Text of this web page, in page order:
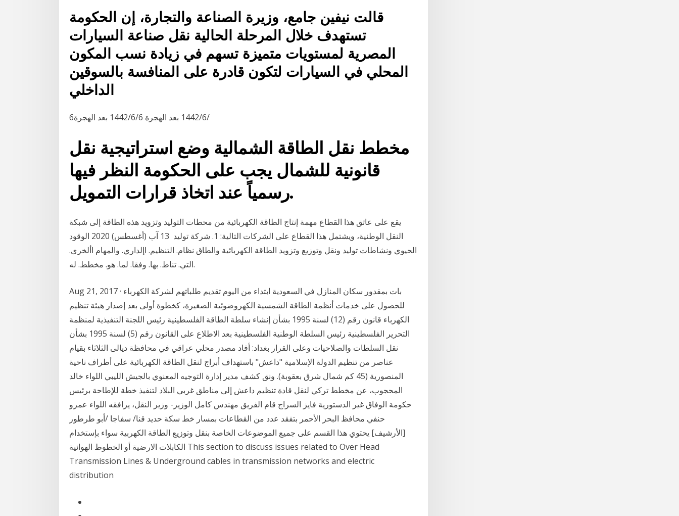
قالت نيفين جامع، وزيرة الصناعة والتجارة، إن الحكومة
تستهدف خلال المرحلة الحالية نقل صناعة السيارات
المصرية لمستويات متميزة تسهم في زيادة نسب المكون
المحلي في السيارات لتكون قادرة على المنافسة بالسوقين
الداخلي
6‏‏/6‏‏/1442 بعد الهجرة 6‏‏/6‏‏/1442 بعد الهجرة
مخطط نقل الطاقة الشمالية وضع استراتيجية نقل
قانونية للشمال يجب على الحكومة النظر فيها
رسمياً عند اتخاذ قرارات التمويل.
يقع على عاتق هذا القطاع مهمة إنتاج الطاقة الكهربائية من محطات التوليد وتزويد هذه الطاقة إلى شبكة
النقل الوطنية، ويشتمل هذا القطاع على الشركات التالية: 1. شركة توليد 13 آب (أغسطس) 2020 الوقود
الحيوي ونشاطات توليد ونقل وتوزيع وتزويد الطاقة الكهربائية والطاق نظام. التنظيم. اإلداري. والمهام األخرى.
التي. تناط. بها. وفقا. لما. هو. مخطط. له.
Aug 21, 2017 · بات بمقدور سكان المنازل في السعودية ابتداء من اليوم تقديم طلباتهم لشركة الكهرباء
للحصول على خدمات أنظمة الطاقة الشمسية الكهروضوئية الصغيرة، كخطوة أولى بعد إصدار هيئة تنظيم
الكهرباء قانون رقم (12) لسنة 1995 بشأن إنشاء سلطة الطاقة الفلسطينية رئيس اللجنة التنفيذية لمنظمة
التحرير الفلسطينية رئيس السلطة الوطنية الفلسطينية بعد الاطلاع على القانون رقم (5) لسنة 1995 بشأن
نقل السلطات والصلاحيات وعلى القرار بغداد: أفاد مصدر محلي عراقي في محافظة ديالى الثلاثاء بقيام
عناصر من تنظيم الدولة الإسلامية "داعش" باستهداف أبراج لنقل الطاقة الكهربائية على أطراف ناحية
المنصورية (45 كم شمال شرق بعقوبة). ونق كشف مدير إدارة التوجيه المعنوي بالجيش الليبي اللواء خالد
المحجوب، عن مخطط تركي لنقل قادة تنظيم داعش إلى مناطق غربي البلاد لتنفيذ خطة للإطاحة برئيس
حكومة الوفاق غير الدستورية فايز السراج قام الفريق مهندس كامل الوزير- وزير النقل، يرافقه اللواء عمرو
حنفي محافظ البحر الأحمر بتفقد عدد من القطاعات بمسار خط سكة حديد قنا/ سفاجا /أبو طرطور
[الأرشيف] يحتوي هذا القسم على جميع الموضوعات الخاصة بنقل وتوزيع الطاقة الكهربية سواء بإستخدام
الكابلات الارضية أو الخطوط الهوائية This section to discuss issues related to Over Head
Transmission Lines & Underground cables in transmission networks and electric
distribution